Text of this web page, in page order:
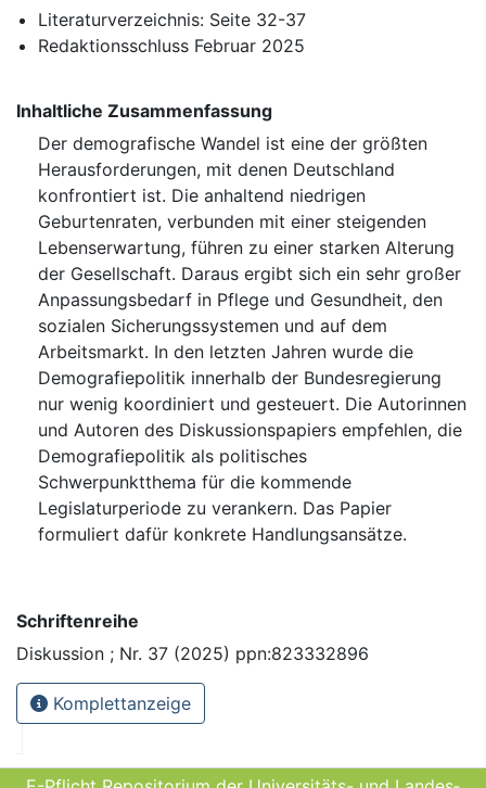
Literaturverzeichnis: Seite 32-37
Redaktionsschluss Februar 2025
Inhaltliche Zusammenfassung
Der demografische Wandel ist eine der größten
Herausforderungen, mit denen Deutschland
konfrontiert ist. Die anhaltend niedrigen
Geburtenraten, verbunden mit einer steigenden
Lebenserwartung, führen zu einer starken Alterung
der Gesellschaft. Daraus ergibt sich ein sehr großer
Anpassungsbedarf in Pflege und Gesundheit, den
sozialen Sicherungssystemen und auf dem
Arbeitsmarkt. In den letzten Jahren wurde die
Demografiepolitik innerhalb der Bundesregierung
nur wenig koordiniert und gesteuert. Die Autorinnen
und Autoren des Diskussionspapiers empfehlen, die
Demografiepolitik als politisches
Schwerpunktthema für die kommende
Legislaturperiode zu verankern. Das Papier
formuliert dafür konkrete Handlungsansätze.
Schriftenreihe
Diskussion ; Nr. 37 (2025) ppn:823332896
Komplettanzeige